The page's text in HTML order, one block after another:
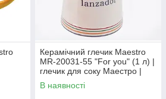
Керамічний глечик Maestro
MR-20031-55 "For you" (1 л) |
глечик для соку Маестро |
ємність для води Маестро
В наявності